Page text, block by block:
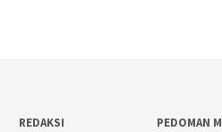
REDAKSI
PEDOMAN